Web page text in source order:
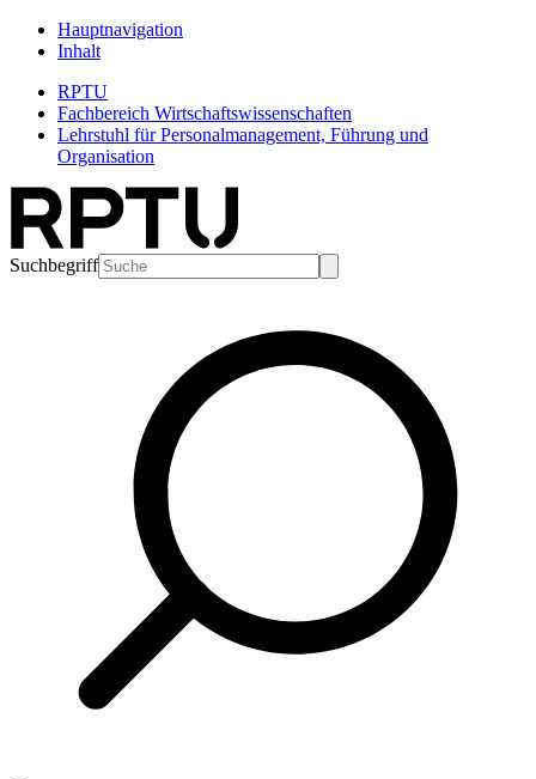
Hauptnavigation
Inhalt
RPTU
Fachbereich Wirtschaftswissenschaften
Lehrstuhl für Personalmanagement, Führung und
Organisation
Suchbegriff